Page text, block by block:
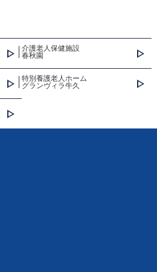
介護老人保健施設
春秋園
特別養護老人ホーム
グランヴィラ牛久